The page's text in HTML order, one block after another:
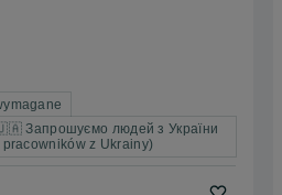
Запрошуємо людей з України
z Ukrainy)